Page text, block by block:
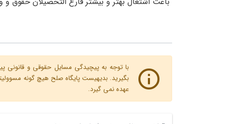
با توجه به پیچیدگی مسایل حقوقی و قانونی
بگیرید. بدیهیست پایگاه صلح هیچ گونه
عهده نمی گیرد.